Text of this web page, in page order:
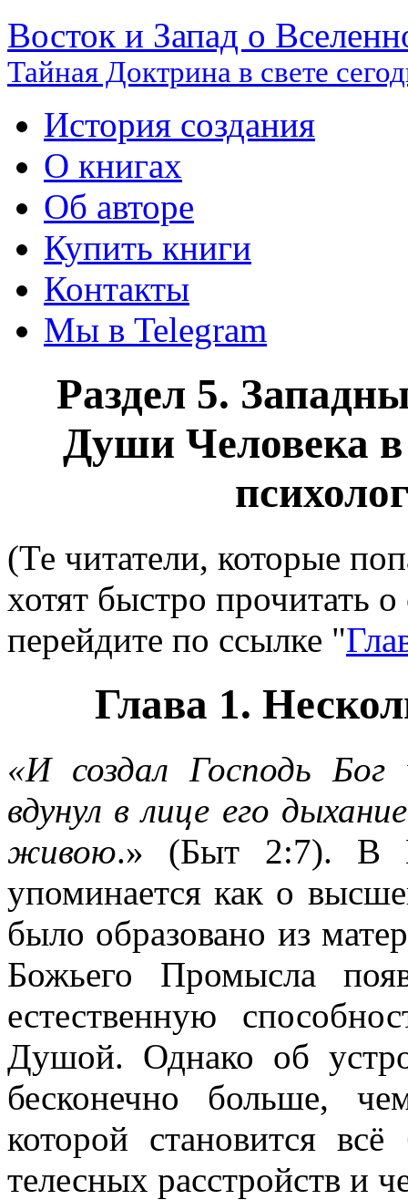
Восток и Запад о
Тайная Доктрина в свете
История создания
О книгах
Об авторе
Купить книги
Контакты
Мы в Telegram
Раздел 5.
Души Человека в
(Те читатели, которые
хотят быстро прочитать
перейдите по ссылке "
Глава 1.
«И создал Господь Бог
вдунул в лице его
живою.» (Быт 2:7). В
упоминается как о
было образовано из
Божьего Промысла
естественную
Душой. Однако об
бесконечно больше,
которой становится
телесных расстройств и